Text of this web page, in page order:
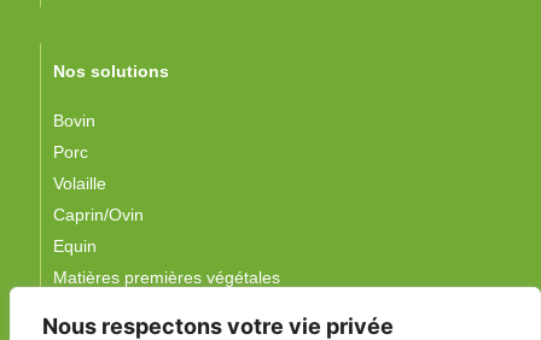
Nous respectons votre vie privée
Nos solutions
Bovin
Porc
Volaille
Caprin/Ovin
Equin
Matières premières végétales